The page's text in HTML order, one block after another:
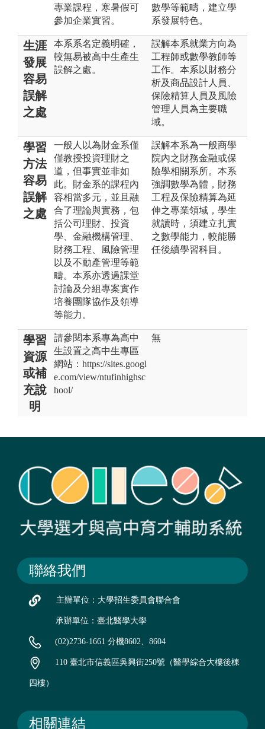
專業課程，寒暑假可
參加企業實習。
數學等範疇，建立學
系發展特色。
生涯
發展
容易
誤解
之處
本系系名定義明確，
較無易被高中生產生
誤解之處。
誤解本系就業方向為
工程師或數學教師等
工作。本系以財務分
析及商品設計人員、
保險精算人員及風險
管理人員為主要職
域。
學習
方法
容易
誤解
之處
一般人以為財金系僅
僅教授投資理財之
道，但事實並非如
此。財金系的課程內
容相當多元，並且融
合了理論與實務，包
括公司理財、投資
學、金融機構管理、
財務工程、風險管理
以及不動產管理等範
疇。本系亦透過課堂
討論及分組專案實作
培養團隊協作及領導
等能力。
誤解本系為一般商學
院內之財務金融或保
險學相關系所。本系
強調數學為體，財務
工程及保險精算為延
伸之專業領域，學生
就讀時，須建立扎實
之數學能力，較能勝
任後續學習科目。
學習
資源
或補
充說
明
請參閱本系專為高中
生設置之高中生專區
網站：https://sites.googl
e.com/view/ntufinhighsc
hool/
無
聯絡我們
主辦單位：大學招生委員會聯合會
承辦單位：臺北醫學大學
(02)2736-1661 分機8602、8604
110 臺北市信義區吳興街250號（醫學綜合大樓後棟
四樓）
相關連結